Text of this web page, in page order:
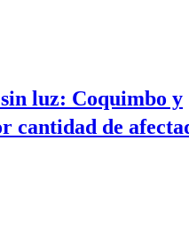
luz: Coquimbo y
cantidad de